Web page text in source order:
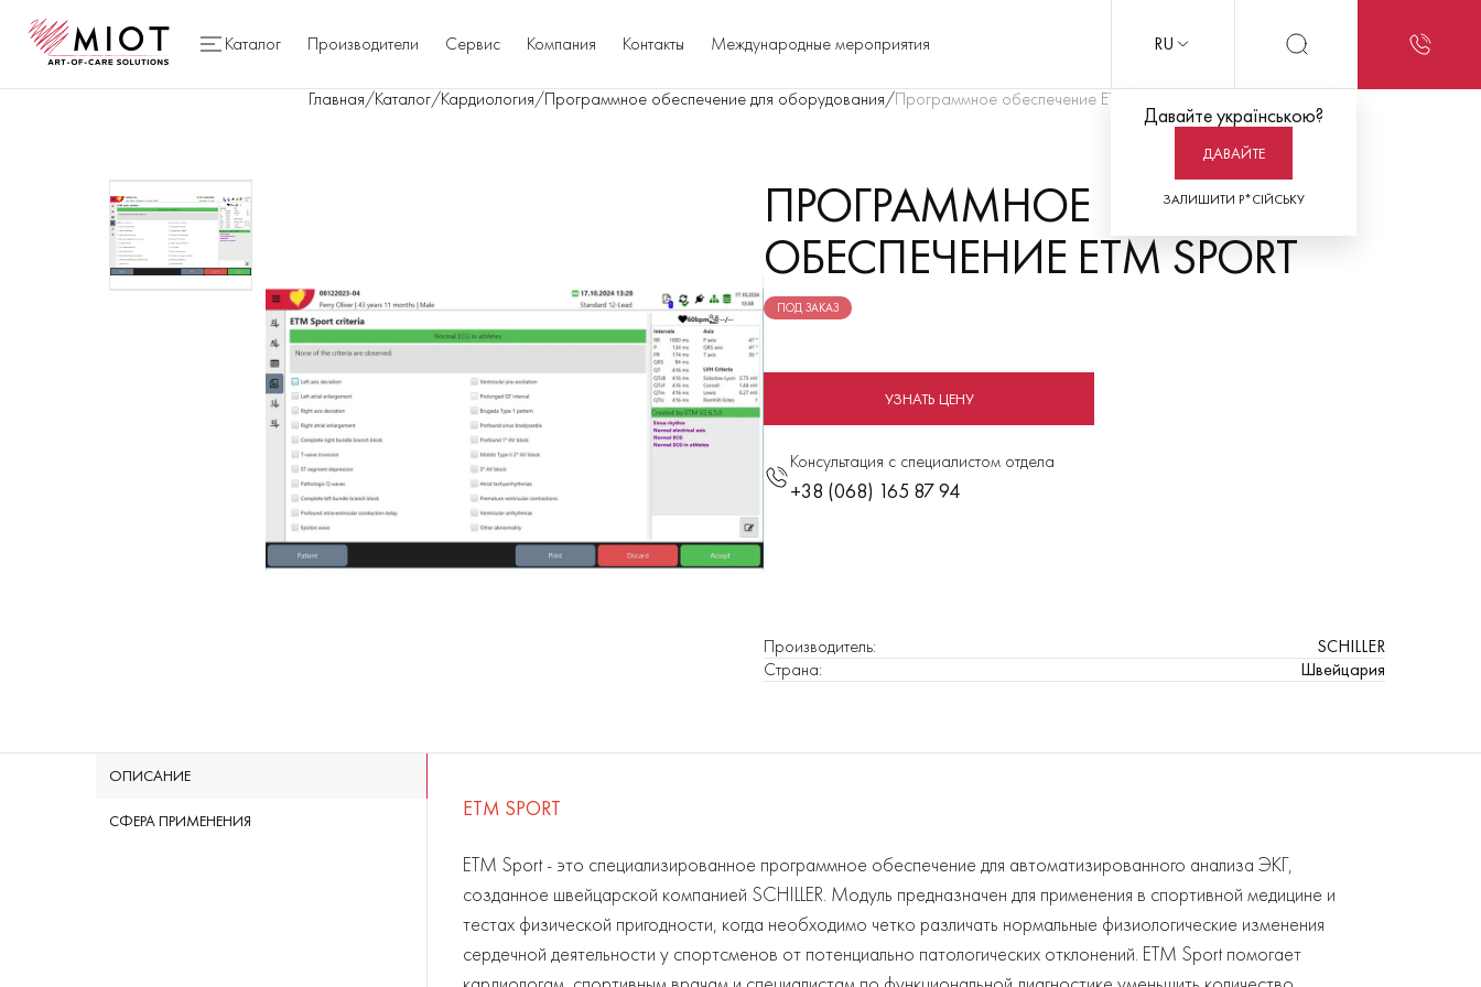
Каталог Производители Сервис Компания Контакты Международные мероприятия RU
Давайте українською?
ДАВАЙТЕ
ЗАЛИШИТИ Р*СІЙСЬКУ
Главная/Каталог/Кардиология/Программное обеспечение для оборудования/Программное обеспечение ETM Sport
ПРОГРАММНОЕ
ОБЕСПЕЧЕНИЕ ETM SPORT
ПОД ЗАКАЗ
УЗНАТЬ ЦЕНУ
Консультация с специалистом отдела
+38 (068) 165 87 94
Производитель:
SCHILLER
Страна: Швейцария
ОПИСАНИЕ
СФЕРА ПРИМЕНЕНИЯ ETM SPORT
ETM Sport - это специализированное программное обеспечение для автоматизированного анализа ЭКГ,
созданное швейцарской компанией SCHILLER. Модуль предназначен для применения в спортивной медицине и
тестах физической пригодности, когда необходимо четко различать нормальные физиологические изменения
сердечной деятельности у спортсменов от потенциально патологических отклонений. ETM Sport помогает